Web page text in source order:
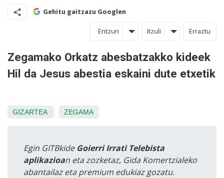
Gehitu gaitzazu Googlen
Entzun Itzuli Erraztu
Zegamako Orkatz abesbatzakko kideek
Hil da Jesus abestia eskaini dute etxetik
GIZARTEA ZEGAMA
Egin GITBkide Goierri Irrati Telebista
aplikazioan eta zozketaz, Gida Komertzialeko
abantailaz eta premium edukiaz gozatu.